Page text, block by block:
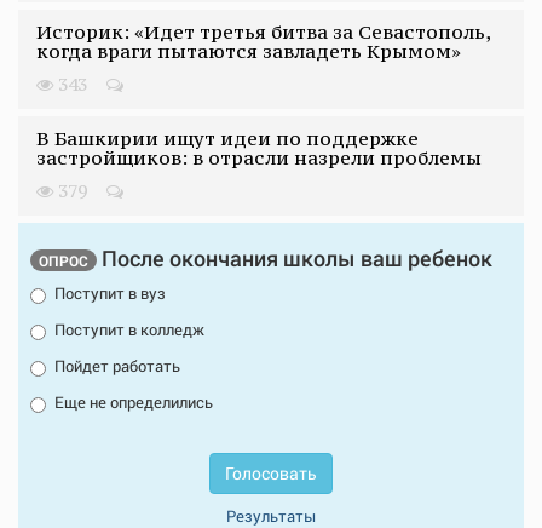
Историк: «Идет третья битва за Севастополь,
когда враги пытаются завладеть Крымом»
343
В Башкирии ищут идеи по поддержке
застройщиков: в отрасли назрели проблемы
379
ОПРОС После окончания школы ваш ребенок
Поступит в вуз
Поступит в колледж
Пойдет работать
Еще не определились
Голосовать
Результаты